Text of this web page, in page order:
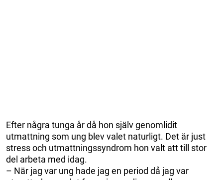
Efter några tunga år då hon själv genomlidit
utmattning som ung blev valet naturligt. Det är just
stress och utmattningssyndrom hon valt att till stor
del arbeta med idag.
– När jag var ung hade jag en period då jag var